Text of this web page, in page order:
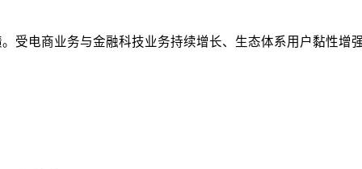
受电商业务与金融科技业务持续增长、生态体系用户黏性增